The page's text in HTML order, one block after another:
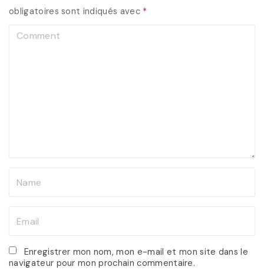
obligatoires sont indiqués avec *
*
a
i
Enregistrer mon nom, mon e-mail et mon site dans le
navigateur pour mon prochain commentaire.